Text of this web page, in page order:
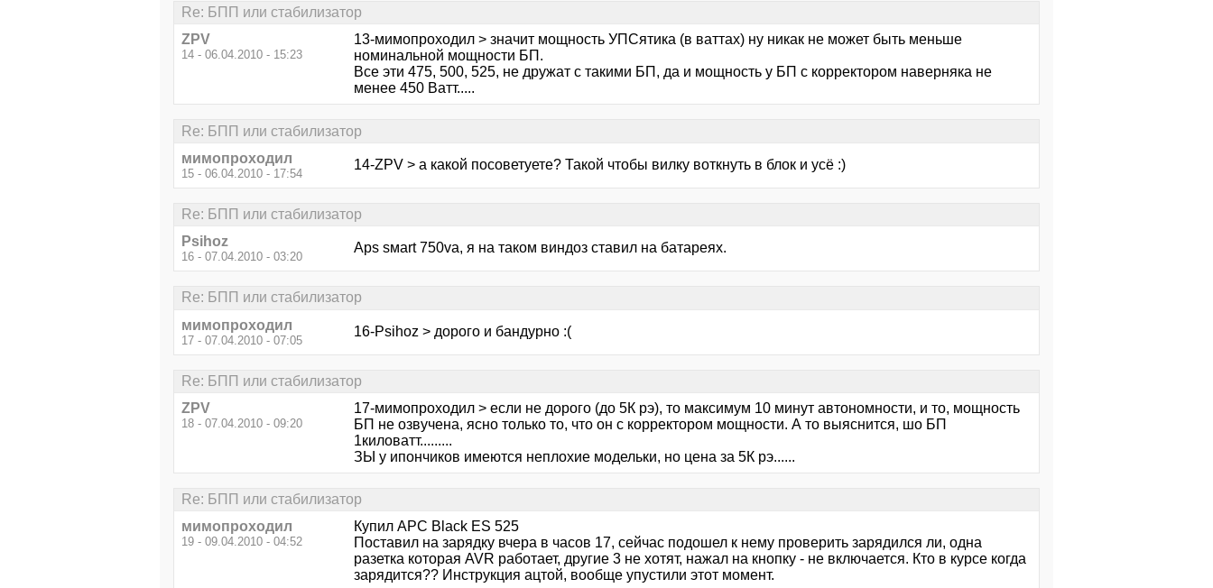
Re: БПП или стабилизатор
ZPV
14 - 06.04.2010 - 15:23
13-мимопроходил > значит мощность УПСятика (в ваттах) ну никак не может быть меньше
номинальной мощности БП.
Все эти 475, 500, 525, не дружат с такими БП, да и мощность у БП с корректором наверняка не
менее 450 Ватт.....
Re: БПП или стабилизатор
мимопроходил
15 - 06.04.2010 - 17:54
14-ZPV > а какой посоветуете? Такой чтобы вилку воткнуть в блок и усё :)
Re: БПП или стабилизатор
Psihoz
16 - 07.04.2010 - 03:20
Арs sмаrt 750vа, я на таком виндоз ставил на батареях.
Re: БПП или стабилизатор
мимопроходил
17 - 07.04.2010 - 07:05
16-Psihoz > дорого и бандурно :(
Re: БПП или стабилизатор
ZPV
18 - 07.04.2010 - 09:20
17-мимопроходил > если не дорого (до 5К рэ), то максимум 10 минут автономности, и то, мощность
БП не озвучена, ясно только то, что он с корректором мощности. А то выяснится, шо БП
1киловатт.........
ЗЫ у ипончиков имеются неплохие модельки, но цена за 5К рэ......
Re: БПП или стабилизатор
мимопроходил
19 - 09.04.2010 - 04:52
Купил APC Black ES 525
Поставил на зарядку вчера в часов 17, сейчас подошел к нему проверить зарядился ли, одна
разетка которая AVR работает, другие 3 не хотят, нажал на кнопку - не включается. Кто в курсе когда
зарядится?? Инструкция ацтой, вообще упустили этот момент.